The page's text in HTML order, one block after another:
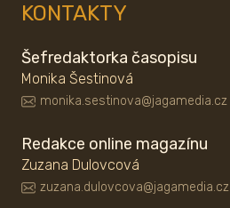
KONTAKTY
Šefredaktorka časopisu
Monika Šestinová
monika.sestinova@jagamedia.cz
Redakce online magazínu
Zuzana Dulovcová
zuzana.dulovcova@jagamedia.cz